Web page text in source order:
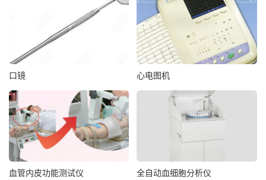
口镜 心电图机
血管内皮功能测试仪 全自动血细胞分析仪